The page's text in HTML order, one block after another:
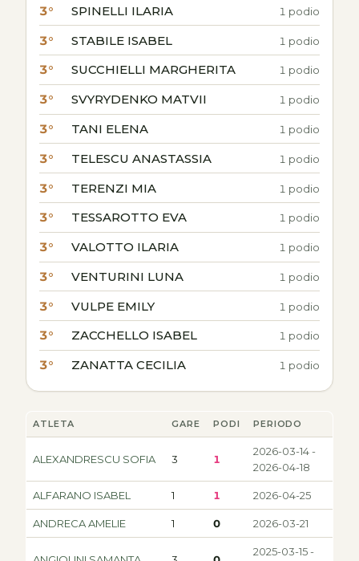
3° SPINELLI ILARIA 1 podio
3° STABILE ISABEL 1 podio
3° SUCCHIELLI MARGHERITA 1 podio
3° SVYRYDENKO MATVII 1 podio
3° TANI ELENA 1 podio
3° TELESCU ANASTASSIA 1 podio
3° TERENZI MIA 1 podio
3° TESSAROTTO EVA 1 podio
3° VALOTTO ILARIA 1 podio
3° VENTURINI LUNA 1 podio
3° VULPE EMILY 1 podio
3° ZACCHELLO ISABEL 1 podio
3° ZANATTA CECILIA 1 podio
ATLETA GARE PODI PERIODO
ALEXANDRESCU SOFIA 3 1
2026-03-14 -
2026-04-18
ALFARANO ISABEL 1 1 2026-04-25
ANDRECA AMELIE 1 0 2026-03-21
2025-03-15 -